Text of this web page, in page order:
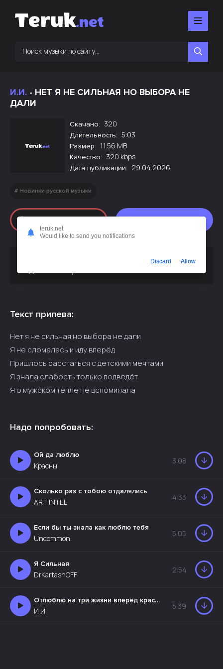
И.И. - НЕТ Я НЕ СИЛЬНАЯ НО ВЫБОРА НЕ
ДАЛИ
Скачано: 320
Длительность: 5:03
Размер: 11.56 MB
Качество: 320 kbps
Дата публикации: 29.04.2026
Новинки русской музыки
И.И. - НЕТ Я НЕ СИЛЬНАЯ НО ВЫБОРА
НЕ ДАЛИ
Текст припева:
Нет я не сильная но выбора не дали
Я не сломалась и иду вперёд
Пришлось расстаться с детскими мечтами
Я знала слабость только подведёт
Я о мужском тепле не вспоминала
Надо попробовать:
Ой да люблю
Красны
3:08
Сколько раз с тобою отдалялись
ART INTEL
4:33
Если бы ты знала как люблю тебя
Uncommon
5:05
Я Сильная
DrKartashOFF
2:54
Отлюблю на три жизни вперёд красивая песня о поздней любви
И И
5:39
teruk.net
Would like to send you notifications
Discard Allow